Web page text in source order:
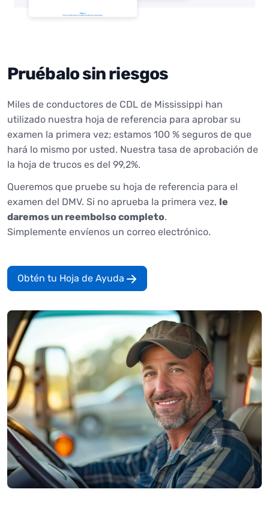
Pruébalo sin riesgos
Miles de conductores de CDL de Mississippi han
utilizado nuestra hoja de referencia para aprobar su
examen la primera vez; estamos 100 % seguros de que
hará lo mismo por usted. Nuestra tasa de aprobación de
la hoja de trucos es del 99,2%.
Queremos que pruebe su hoja de referencia para el
examen del DMV. Si no aprueba la primera vez, le
daremos un reembolso completo.
Simplemente envíenos un correo electrónico.
Obtén tu Hoja de Ayuda